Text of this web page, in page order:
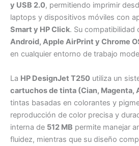
y USB 2.0, permitiendo imprimir
laptops y dispositivos móviles con
Smart y HP Click. Su compatibilidad
Android, Apple AirPrint y Chrome
en cualquier entorno de trabajo
La HP DesignJet T250 utiliza un
cartuchos de tinta (Cian, Magenta,
tintas basadas en colorantes y
reproducción de color precisa y
interna de 512 MB permite manejar
fluidez, mientras que su diseño